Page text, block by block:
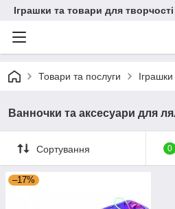
Іграшки та товари для творчості
Товари та послуги
Ванночки та аксесуари для
Сортування 0
–17%